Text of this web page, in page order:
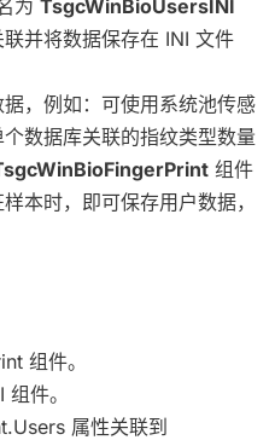
为 TsgcWinBioUsersINI
并将数据保存在 INI 文件
，例如：可使用系统池传感
数据库关联的指纹类型数量
组件
本时，即可保存用户数据，
组件。
件。
属性关联到